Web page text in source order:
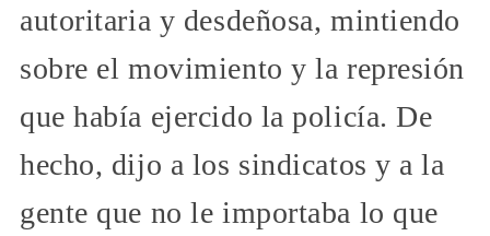
autoritaria y desdeñosa, mintiendo
sobre el movimiento y la represión
que había ejercido la policía. De
hecho, dijo a los sindicatos y a la
gente que no le importaba lo que